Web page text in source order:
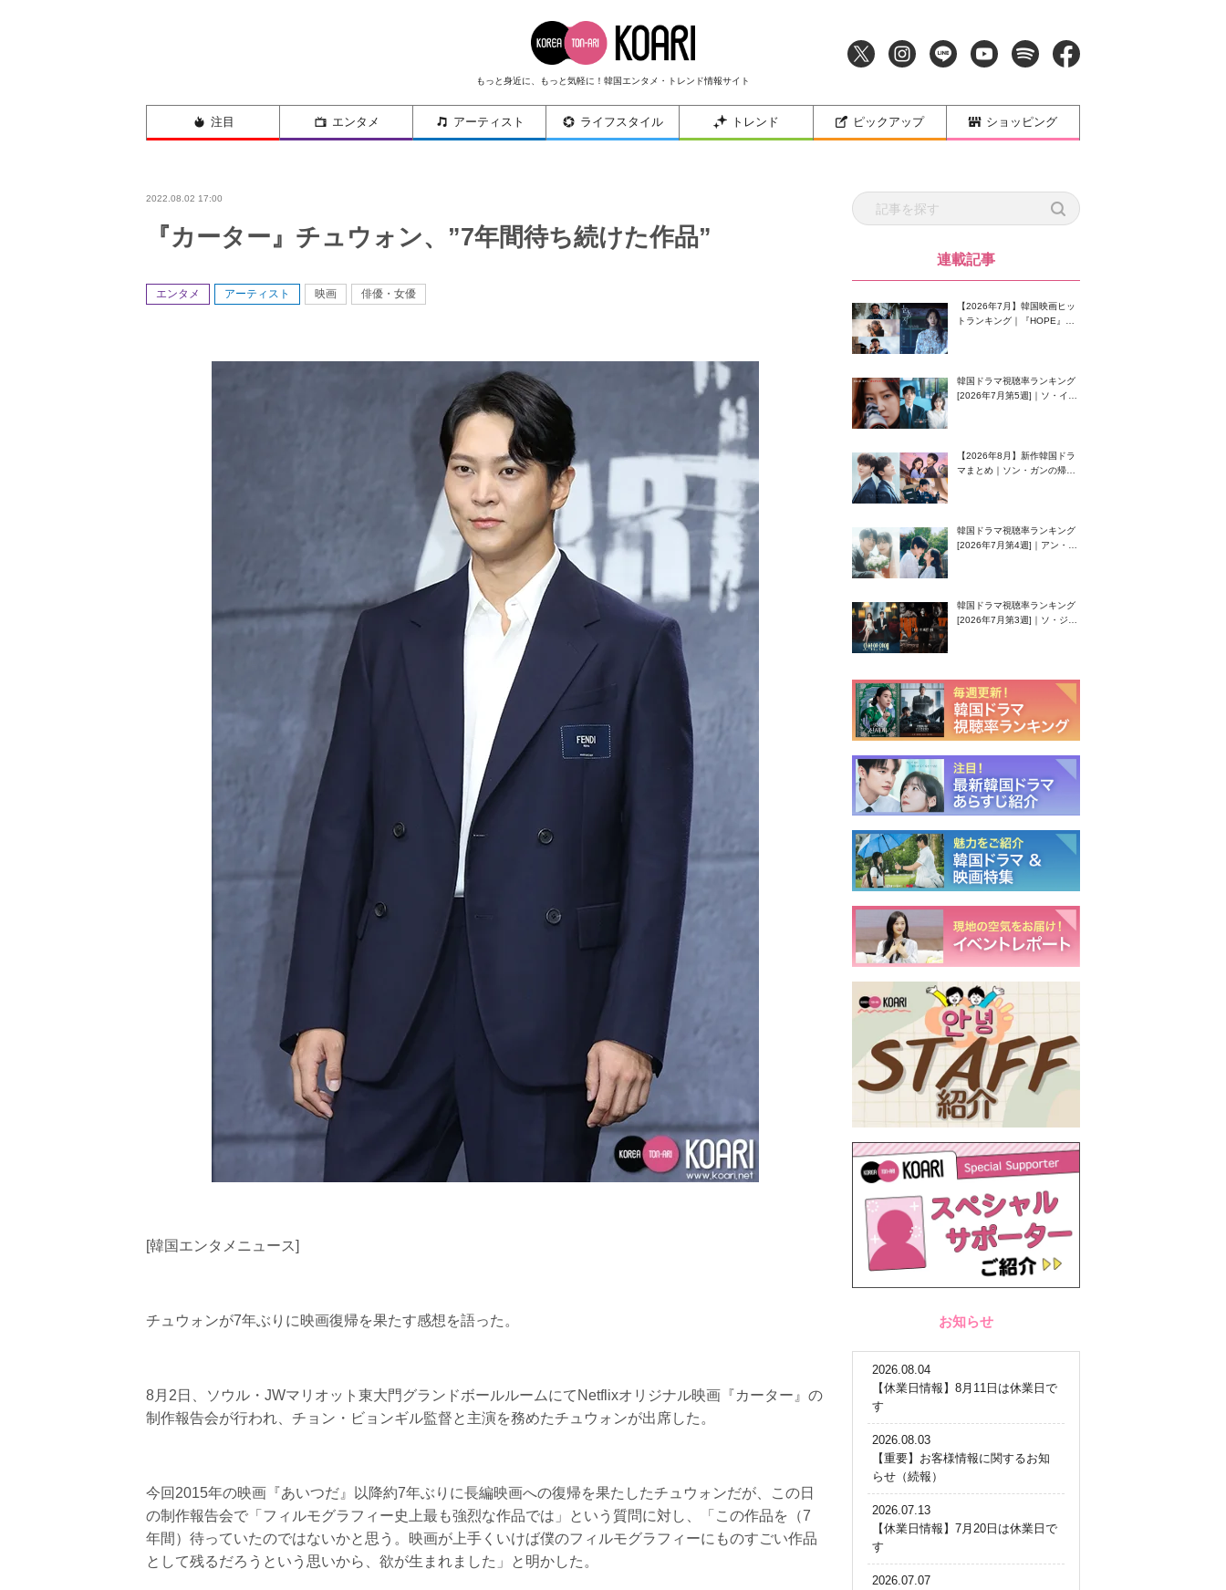
もっと身近に、もっと気軽に！韓国エンタメ・トレンド情報サイト
注目 エンタメ アーティスト ライフスタイル トレンド ピックアップ ショッピング
2022.08.02 17:00
『カーター』チュウォン、”7年間待ち続けた作品”
エンタメ アーティスト 映画 俳優・女優
[韓国エンタメニュース]
チュウォンが7年ぶりに映画復帰を果たす感想を語った。
8月2日、ソウル・JWマリオット東大門グランドボールルームにてNetflixオリジナル映画『カーター』の
制作報告会が行われ、チョン・ビョンギル監督と主演を務めたチュウォンが出席した。
今回2015年の映画『あいつだ』以降約7年ぶりに長編映画への復帰を果たしたチュウォンだが、この日
の制作報告会で「フィルモグラフィー史上最も強烈な作品では」という質問に対し、「この作品を（7
年間）待っていたのではないかと思う。映画が上手くいけば僕のフィルモグラフィーにものすごい作品
として残るだろうという思いから、欲が生まれました」と明かした。
連載記事
【2026年7月】韓国映画ヒッ
トランキング｜『HOPE』が
韓国ドラマ視聴率ランキング
[2026年7月第5週]｜ソ・イン
【2026年8月】新作韓国ドラ
マまとめ｜ソン・ガンの帰
韓国ドラマ視聴率ランキング
[2026年7月第4週]｜アン・ヒ
韓国ドラマ視聴率ランキング
[2026年7月第3週]｜ソ・ジソ
お知らせ
2026.08.04
【休業日情報】8月11日は休業日で
す
2026.08.03
【重要】お客様情報に関するお知
らせ（続報）
2026.07.13
【休業日情報】7月20日は休業日で
す
2026.07.07